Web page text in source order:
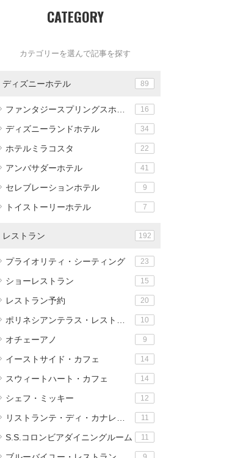
CATEGORY
カテゴリーを選んで記事を探す
ディズニーホテル 89
ファンタジースプリングスホテル 16
ディズニーランドホテル 34
ホテルミラコスタ 22
アンバサダーホテル 41
セレブレーションホテル 9
トイストーリーホテル 7
レストラン 192
プライオリティ・シーティング 23
ショーレストラン 15
レストラン予約 20
ポリネシアンテラス・レストラン 10
オチェーアノ 9
イーストサイド・カフェ 14
スウィートハート・カフェ 14
シェフ・ミッキー 12
リストランテ・ディ・カナレット 11
S.S.コロンビアダイニングルーム 11